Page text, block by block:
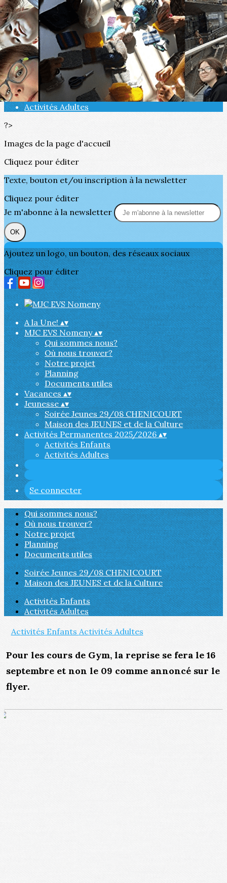
Exporter les lignes sélectionnées
Exporter toutes les colonnes
Exporter uniquement les colonnes affichées
Menu
<
>
Activités Enfants
Activités Adultes
?>
Images de la page d'accueil
Cliquez pour éditer
Texte, bouton et/ou inscription à la newsletter
Cliquez pour éditer
Je m'abonne à la newsletter
OK
Ajoutez un logo, un bouton, des réseaux sociaux
Cliquez pour éditer
A la Une!▴▾
MJC EVS Nomeny▴▾
Qui sommes nous?
Où nous trouver?
Notre projet
Planning
Documents utiles
Vacances▴▾
Jeunesse▴▾
Soirée Jeunes 29/08 CHENICOURT
Maison des JEUNES et de la Culture
Activités Permanentes 2025/2026 ▴▾
Activités Enfants
Activités Adultes
Se connecter
Qui sommes nous?
Où nous trouver?
Notre projet
Planning
Documents utiles
Soirée Jeunes 29/08 CHENICOURT
Maison des JEUNES et de la Culture
Activités Enfants
Activités Adultes
Activités Enfants Activités Adultes
Pour les cours de Gym, la reprise se fera le 16
septembre et non le 09 comme annoncé sur le
flyer.